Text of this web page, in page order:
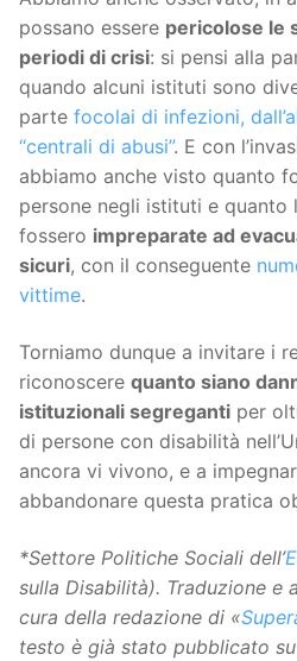
possano essere pericolose le
periodi di crisi: si pensi alla
quando alcuni istituti sono
parte focolai di infezioni,
“centrali di abusi”. E con
abbiamo anche visto quanto
persone negli istituti e quanto
fossero impreparate ad
sicuri, con il conseguente
vittime.
Torniamo dunque a invitare i
riconoscere quanto siano
istituzionali segreganti per
di persone con disabilità
ancora vi vivono, e a
abbandonare questa pratica
*Settore Politiche Sociali dell’
sulla Disabilità). Traduzione e
cura della redazione di «
testo è già stato pubblicato